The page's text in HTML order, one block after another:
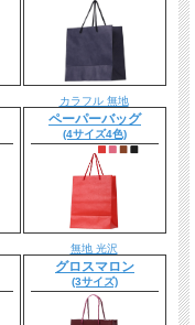
カラフル 無地
ペーパーバッグ
(4サイズ4色)
無地 光沢
グロスマロン
(3サイズ)